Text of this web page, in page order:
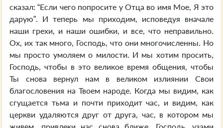
сказал: “Если чего попросите у Отца во имя Мое, Я это
дарую”. И теперь мы приходим, исповедуя вначале
наши грехи, и наши ошибки, и все, что неправильно.
Ох, их так много, Господь, что они многочисленны. Но
мы просто умоляем о милости. И мы хотим просить,
Господь, чтобы в это великое время общения, чтобы
Ты снова вернул нам в великом излиянии Свои
благословения на Твоем народе. Когда мы видим, как
сгущается тьма и почти приходит час, и видим, как
церкви удаляются друг от друга, час, в котором мы